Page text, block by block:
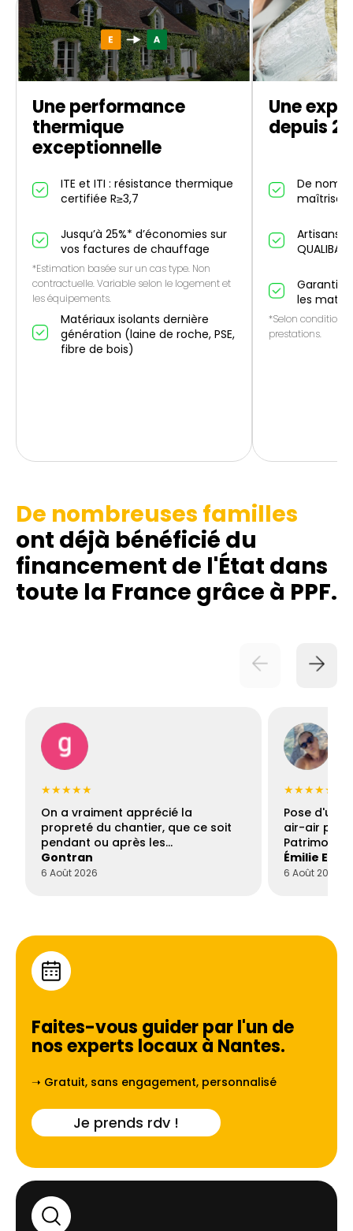
Une performance
thermique
exceptionnelle
ITE et ITI : résistance thermique
certifiée R≥3,7
Jusqu’à 25%* d’économies sur
vos factures de chauffage
*Estimation basée sur un cas type. Non
contractuelle. Variable selon le logement et
les équipements.
Matériaux isolants dernière
génération (laine de roche, PSE,
fibre de bois)
Une
depuis
De
maîtrise
Artisans
QUALIBAT
Garantie
les
*Selon conditions
prestations.
De nombreuses familles
ont déjà bénéficié du
financement de l'État dans
toute la France grâce à PPF.
★★★★★
On a vraiment apprécié la
propreté du chantier, que ce soit
pendant ou après les…
Gontran
6 Août 2026
★★★★★
Pose d'une
air-air par
Patrimoine
Émilie
6 Août 2026
Faites-vous guider par l'un de
nos experts locaux à Nantes.
➝ Gratuit, sans engagement, personnalisé
Je prends rdv !